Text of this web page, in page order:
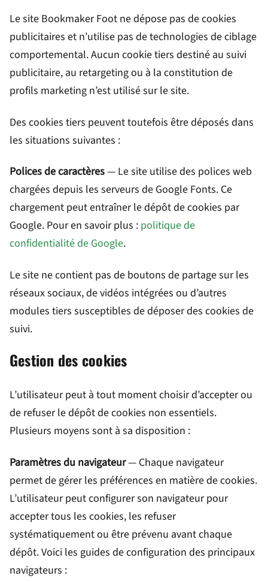
Le site Bookmaker Foot ne dépose pas de cookies
publicitaires et n’utilise pas de technologies de ciblage
comportemental. Aucun cookie tiers destiné au suivi
publicitaire, au retargeting ou à la constitution de
profils marketing n’est utilisé sur le site.
Des cookies tiers peuvent toutefois être déposés dans
les situations suivantes :
Polices de caractères— Le site utilise des polices web
chargées depuis les serveurs de Google Fonts. Ce
chargement peut entraîner le dépôt de cookies par
Google. Pour en savoir plus : politique de
confidentialité de Google.
Le site ne contient pas de boutons de partage sur les
réseaux sociaux, de vidéos intégrées ou d’autres
modules tiers susceptibles de déposer des cookies de
suivi.
Gestion des cookies
L’utilisateur peut à tout moment choisir d’accepter ou
de refuser le dépôt de cookies non essentiels.
Plusieurs moyens sont à sa disposition :
Paramètres du navigateur— Chaque navigateur
permet de gérer les préférences en matière de cookies.
L’utilisateur peut configurer son navigateur pour
accepter tous les cookies, les refuser
systématiquement ou être prévenu avant chaque
dépôt. Voici les guides de configuration des principaux
navigateurs :